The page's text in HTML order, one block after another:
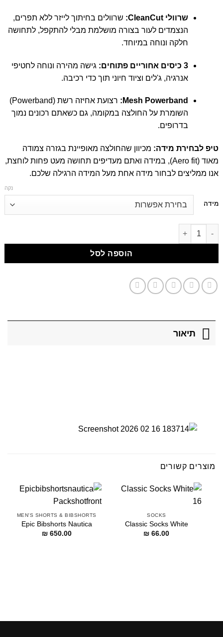
שרוולי CleanCut:
שרוולים בחיתוך לייזר ללא תפרים,
הנצמדים לעור בצורה מושלמת מבלי להתקפל, לתחושה
חלקה ונוחה במיוחד.
3 כיסים אחוריים פתוחים:
גישה מהירה ונוחה לחטיפי
אנרגיה, ג'לים וציוד חיוני תוך כדי רכיבה.
Mesh Powerband:
רצועת אחיזה רשת (Powerband)
השומרת על החולצה במקומה, גם כשאתם רכונים נמוך
בדרופים.
טיפ לבחירת מידה: מכיוון שהחולצה מאופיינת בגזרה צמודה
מאוד (Aero fit), במידה ואתם מעדיפים תחושה מעט פחות לוחצת,
אנו ממליצים לבחור מידה אחת מעל המידה הרגילה שלכם.
מידה
נקה
לתוכן
דילוג לתוכן
הוספה לסל
תיאור
מוצרים קשורים
SOCKS
Classic Socks White
₪ 66.00
MEN'S SHORTS & BIBSHORTS
Epic Bibshorts Nautica
₪650.00